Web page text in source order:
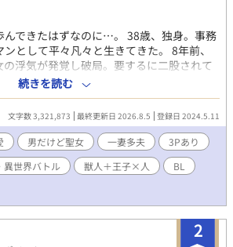
んできたはずなのに…。 38歳、独身。事務
として平々凡々と生きてきた。 8年前、
浮気が発覚し破局。要するに二股されて
の修羅場といったら、それはもう悲惨だっ
女も作らず、というか結構なトラウマに
、女性と付き合うことが出来なくなってし
さかこんな世界に放り込まれるなんて。 俺
手を差し出している男の顔をマジマジと
てこれは求愛だろう。 なんで俺が…。 ※初
ですが、その世界観を知ってもらうため
と思います。どうか飽きずに読んで頂け
家になろう」にも数話遅れて投稿してい
続きを読む
文字数 3,321,873 最終更新日 2026.8.5 登録日 2024.5.11
男だけど聖女 一妻多夫
3Pあり
異世界バトル 獣人＋王子×人
BL
2